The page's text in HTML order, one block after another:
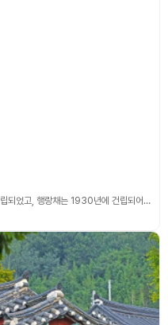
익산 김병순 고택의 안채와 사랑채는 1922년 건립되었고, 행랑채는 1930년에 건립되어 역사가 그리 오래되지 않았으나 개화기 전통가옥 형식에 근대의 건축기법이 가미되는 당시의 시대상과 건축적 특징, 건축양식의 시대 변화를 잘 보여주고 있다.<br><출처: 문화재청>